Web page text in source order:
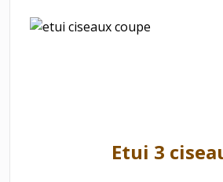
Etui 3